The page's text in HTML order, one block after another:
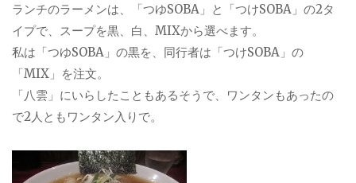
ランチのラーメンは、「つゆSOBA」と「つけSOBA」の2タ
イプで、スープを黒、白、MIXから選べます。
私は「つゆSOBA」の黒を、同行者は「つけSOBA」の
「MIX」を注文。
「八雲」にいらしたこともあるそうで、ワンタンもあったの
で2人ともワンタン入りで。